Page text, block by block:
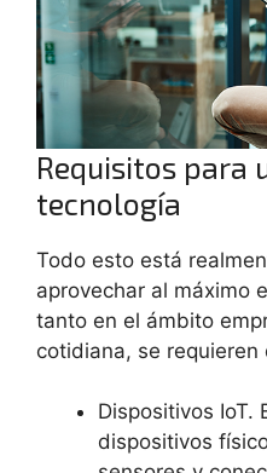
Requisitos para
tecnología
Todo esto está
aprovechar al máximo
tanto en el ámbito
cotidiana, se
Dispositivos IoT.
dispositivos